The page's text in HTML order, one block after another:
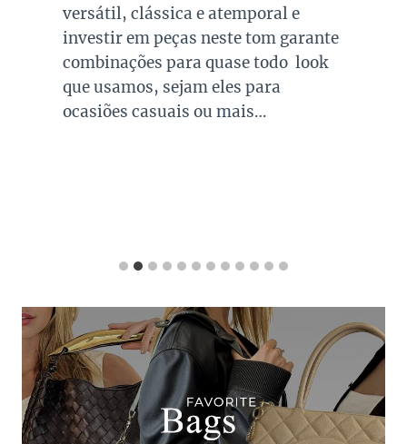
versátil, clássica e atemporal e
investir em peças neste tom garante
combinações para quase todo look
que usamos, sejam eles para
ocasiões casuais ou mais…